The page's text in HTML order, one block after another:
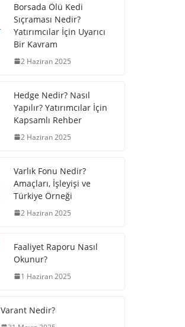
Borsada Ölü Kedi
Sıçraması Nedir?
Yatırımcılar İçin Uyarıcı
Bir Kavram
2 Haziran 2025
Hedge Nedir? Nasıl
Yapılır? Yatırımcılar İçin
Kapsamlı Rehber
2 Haziran 2025
Varlık Fonu Nedir?
Amaçları, İşleyişi ve
Türkiye Örneği
2 Haziran 2025
Faaliyet Raporu Nasıl
Okunur?
1 Haziran 2025
Varant Nedir?